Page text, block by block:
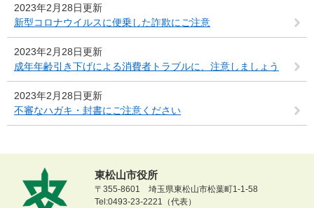
2023年2月28日更新
新型コロナウイルスに便乗した詐欺にご注意
2023年2月28日更新
成年年齢引き下げによる消費者トラブルに、注意しましょう
2023年2月28日更新
不審なハガキ・封書にご注意ください
東松山市役所
〒355-8601 埼玉県東松山市松葉町1-1-58
Tel:0493-23-2221（代表）